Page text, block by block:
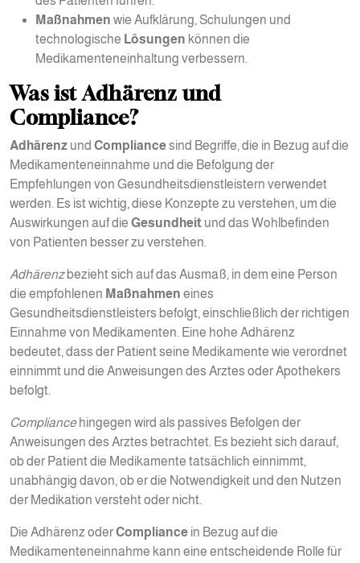
Maßnahmen wie Aufklärung, Schulungen und
technologische Lösungen können die
Medikamenteneinhaltung verbessern.
Was ist Adhärenz und
Compliance?
Adhärenz und Compliancesind Begriffe, die in Bezug auf die
Medikamenteneinnahme und die Befolgung der
Empfehlungen von Gesundheitsdienstleistern verwendet
werden. Es ist wichtig, diese Konzepte zu verstehen, um die
Auswirkungen auf die Gesundheit und das Wohlbefinden
von Patienten besser zu verstehen.
Adhärenzbezieht sich auf das Ausmaß, in dem eine Person
die empfohlenen Maßnahmen eines
Gesundheitsdienstleisters befolgt, einschließlich der richtigen
Einnahme von Medikamenten. Eine hohe Adhärenz
bedeutet, dass der Patient seine Medikamente wie verordnet
einnimmt und die Anweisungen des Arztes oder Apothekers
befolgt.
Compliancehingegen wird als passives Befolgen der
Anweisungen des Arztes betrachtet. Es bezieht sich darauf,
ob der Patient die Medikamente tatsächlich einnimmt,
unabhängig davon, ob er die Notwendigkeit und den Nutzen
der Medikation versteht oder nicht.
Die Adhärenz oderCompliance in Bezug auf die
Medikamenteneinnahme kann eine entscheidende Rolle für